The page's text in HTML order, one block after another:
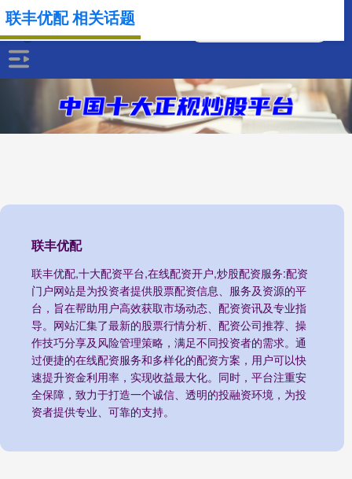
联丰优配
联丰优配,十大配资平台,在线配资开户,炒股配资服务:配资
门户网站是为投资者提供股票配资信息、服务及资源的平
台，旨在帮助用户高效获取市场动态、配资资讯及专业指
导。网站汇集了最新的股票行情分析、配资公司推荐、操
作技巧分享及风险管理策略，满足不同投资者的需求。通
过便捷的在线配资服务和多样化的配资方案，用户可以快
速提升资金利用率，实现收益最大化。同时，平台注重安
全保障，致力于打造一个诚信、透明的投融资环境，为投
资者提供专业、可靠的支持。
联丰优配 相关话题